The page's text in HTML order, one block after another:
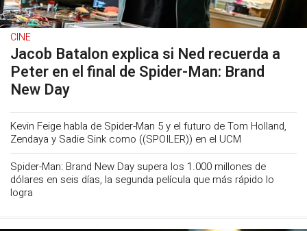
CINE
Jacob Batalon explica si Ned recuerda a
Peter en el final de Spider-Man: Brand
New Day
Kevin Feige habla de Spider-Man 5 y el futuro de Tom Holland,
Zendaya y Sadie Sink como ((SPOILER)) en el UCM
Spider-Man: Brand New Day supera los 1.000 millones de
dólares en seis días, la segunda película que más rápido lo
logra